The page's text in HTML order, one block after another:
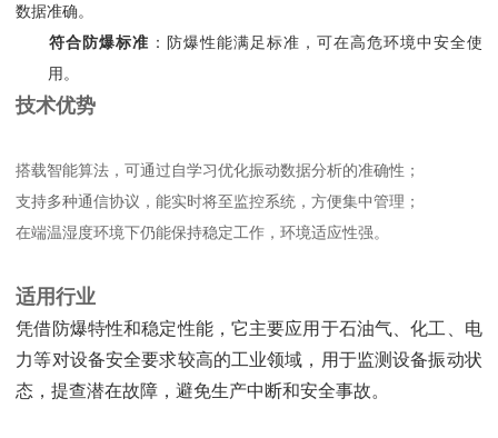
数据准确。
符合防爆标准 ‌：防爆性能满足标准，可在高危环境中安全使
用。
技术优势
搭载智能算法，可通过自学习优化振动数据分析的准确性；
支持多种通信协议，能实时将至监控系统，方便集中管理；
在端温湿度环境下仍能保持稳定工作，环境适应性强。
适用行业
凭借防爆特性和稳定性能，它主要应用于石油气、化工、电
力等对设备安全要求较高的工业领域，用于监测设备振动状
态，提查潜在故障，避免生产中断和安全事故。